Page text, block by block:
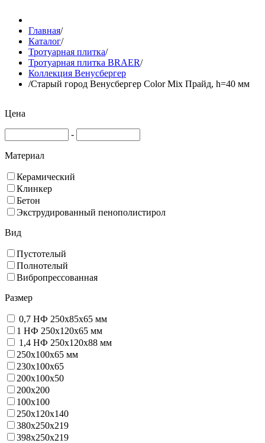
Главная/
Каталог/
Тротуарная плитка/
Тротуарная плитка BRAER/
Коллекция Венусбергер
/Старый город Венусбергер Color Mix Прайд, h=40 мм
Цена
-
Материал
Керамический
Клинкер
Бетон
Экструдированный пенополистирол
Вид
Пустотелый
Полнотелый
Вибропрессованная
Размер
0,7 НФ 250х85х65 мм
1 НФ 250х120х65 мм
1,4 НФ 250х120х88 мм
250х100х65 мм
230х100х65
200x100x50
200х200
100х100
250х120х140
380х250х219
398х250х219